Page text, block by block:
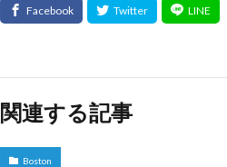
関連する記事
Boston